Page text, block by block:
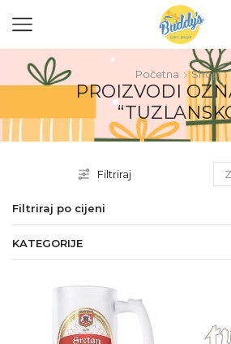
Početna Shop
PROIZVODI
Filtriraj
Filtriraj po cijeni
KATEGORIJE